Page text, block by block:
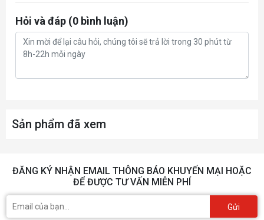
Hỏi và đáp (0 bình luận)
Sản phẩm đã xem
ĐĂNG KÝ NHẬN EMAIL THÔNG BÁO KHUYẾN MẠI HOẶC
ĐỂ ĐƯỢC TƯ VẤN MIỄN PHÍ
Gửi